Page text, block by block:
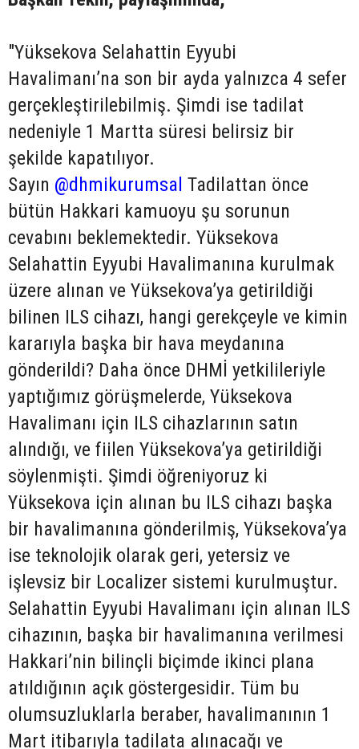
"Yüksekova Selahattin Eyyubi
Havalimanı’na son bir ayda yalnızca 4 sefer
gerçekleştirilebilmiş. Şimdi ise tadilat
nedeniyle 1 Martta süresi belirsiz bir
şekilde kapatılıyor.
Sayın @dhmikurumsal Tadilattan önce
bütün Hakkari kamuoyu şu sorunun
cevabını beklemektedir. Yüksekova
Selahattin Eyyubi Havalimanına kurulmak
üzere alınan ve Yüksekova’ya getirildiği
bilinen ILS cihazı, hangi gerekçeyle ve kimin
kararıyla başka bir hava meydanına
gönderildi? Daha önce DHMİ yetkilileriyle
yaptığımız görüşmelerde, Yüksekova
Havalimanı için ILS cihazlarının satın
alındığı, ve fiilen Yüksekova’ya getirildiği
söylenmişti. Şimdi öğreniyoruz ki
Yüksekova için alınan bu ILS cihazı başka
bir havalimanına gönderilmiş, Yüksekova’ya
ise teknolojik olarak geri, yetersiz ve
işlevsiz bir Localizer sistemi kurulmuştur.
Selahattin Eyyubi Havalimanı için alınan ILS
cihazının, başka bir havalimanına verilmesi
Hakkari’nin bilinçli biçimde ikinci plana
atıldığının açık göstergesidir. Tüm bu
olumsuzluklarla beraber, havalimanının 1
Mart itibarıyla tadilata alınacağı ve